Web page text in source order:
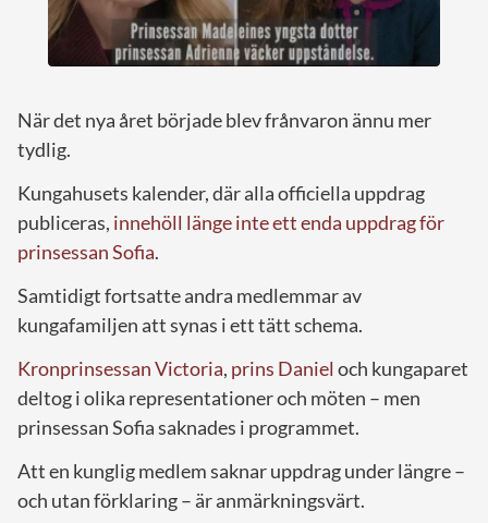
När det nya året började blev frånvaron ännu mer
tydlig.
Kungahusets kalender, där alla officiella uppdrag
publiceras, innehöll länge inte ett enda uppdrag för
prinsessan Sofia.
Samtidigt fortsatte andra medlemmar av
kungafamiljen att synas i ett tätt schema.
Kronprinsessan Victoria, prins Daniel och kungaparet
deltog i olika representationer och möten – men
prinsessan Sofia saknades i programmet.
Att en kunglig medlem saknar uppdrag under längre –
och utan förklaring – är anmärkningsvärt.